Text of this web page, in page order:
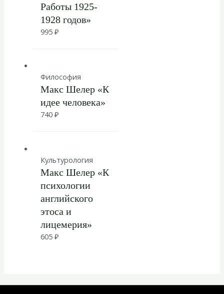
Работы 1925-
1928 годов»
995 ₽
Философия
Макс Шелер «К
идее человека»
740 ₽
Культурология
Макс Шелер «К
психологии
английского
этоса и
лицемерия»
605 ₽